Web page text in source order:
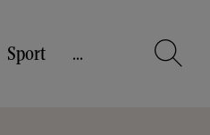
Sport ...